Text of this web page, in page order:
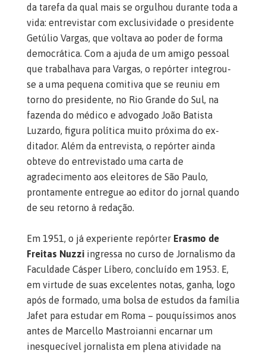
da tarefa da qual mais se orgulhou durante toda a
vida: entrevistar com exclusividade o presidente
Getúlio Vargas, que voltava ao poder de forma
democrática. Com a ajuda de um amigo pessoal
que trabalhava para Vargas, o repórter integrou-
se a uma pequena comitiva que se reuniu em
torno do presidente, no Rio Grande do Sul, na
fazenda do médico e advogado João Batista
Luzardo, figura política muito próxima do ex-
ditador. Além da entrevista, o repórter ainda
obteve do entrevistado uma carta de
agradecimento aos eleitores de São Paulo,
prontamente entregue ao editor do jornal quando
de seu retorno à redação.
Em 1951, o já experiente repórter Erasmo de
Freitas Nuzziingressa no curso de Jornalismo da
Faculdade Cásper Líbero, concluído em 1953. E,
em virtude de suas excelentes notas, ganha, logo
após de formado, uma bolsa de estudos da família
Jafet para estudar em Roma – pouquíssimos anos
antes de Marcello Mastroianni encarnar um
inesquecível jornalista em plena atividade na